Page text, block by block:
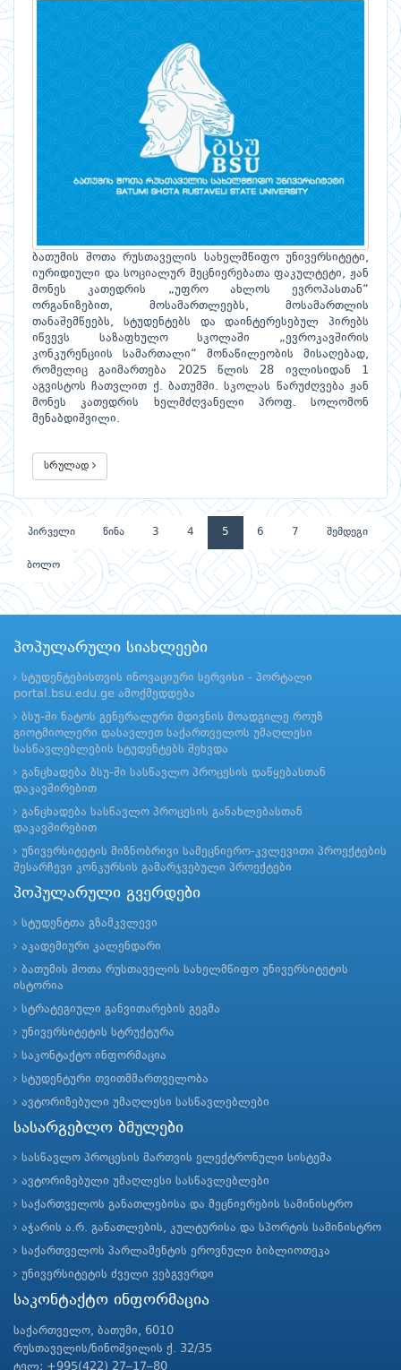
ბათუმის შოთა რუსთაველის სახელმწიფო უნივერსიტეტი,
იურიდიული და სოციალურ მეცნიერებათა ფაკულტეტი, ჟან
მონეს კათედრის „უფრო ახლოს ევროპასთან“
ორგანიზებით, მოსამართლეებს, მოსამართლის
თანაშემწეებს, სტუდენტებს და დაინტერესებულ პირებს
იწვევს საზაფხულო სკოლაში „ევროკავშირის
კონკურენციის სამართალი“ მონაწილეობის მისაღებად,
რომელიც გაიმართება 2025 წლის 28 ივლისიდან 1
აგვისტოს ჩათვლით ქ. ბათუმში. სკოლას წარუძღვება ჟან
მონეს კათედრის ხელმძღვანელი პროფ. სოლომონ
მენაბდიშვილი.
სრულად
პირველი წინა 3 4 5 6 7 შემდეგი
ბოლო
პოპულარული სიახლეები
სტუდენტებისთვის ინოვაციური სერვისი - პორტალი
portal.bsu.edu.ge ამოქმედდება
ბსუ-ში ნატოს გენერალური მდივნის მოადგილე როუზ
გიოტმიოლერი დასავლეთ საქართველოს უმაღლესი
სასწავლებლების სტუდენტებს შეხვდა
განცხადება ბსუ-ში სასწავლო პროცესის დაწყებასთან
დაკავშირებით
განცხადება სასწავლო პროცესის განახლებასთან
დაკავშირებით
უნივერსიტეტის მიზნობრივი სამეცნიერო-კვლევითი პროექტების
შესარჩევი კონკურსის გამარჯვებული პროექტები
პოპულარული გვერდები
სტუდენტთა გზამკვლევი
აკადემიური კალენდარი
ბათუმის შოთა რუსთაველის სახელმწიფო უნივერსიტეტის
ისტორია
სტრატეგიული განვითარების გეგმა
უნივერსიტეტის სტრუქტურა
საკონტაქტო ინფორმაცია
სტუდენტური თვითმმართველობა
ავტორიზებული უმაღლესი სასწავლებლები
სასარგებლო ბმულები
სასწავლო პროცესის მართვის ელექტრონული სისტემა
ავტორიზებული უმაღლესი სასწავლებლები
საქართველოს განათლებისა და მეცნიერების სამინისტრო
აჭარის ა.რ. განათლების, კულტურისა და სპორტის სამინისტრო
საქართველოს პარლამენტის ეროვნული ბიბლიოთეკა
უნივერსიტეტის ძველი ვებგვერდი
საკონტაქტო ინფორმაცია
საქართველო, ბათუმი, 6010
რუსთაველის/ნინოშვილის ქ. 32/35
ტელ: +995(422) 27–17–80